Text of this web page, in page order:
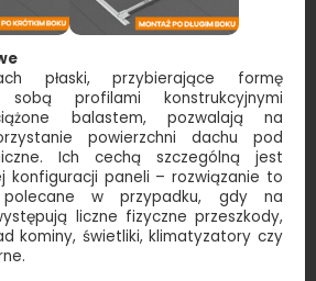
płaski, przybierające formę
sobą profilami konstrukcyjnymi
balastem, pozwalają na
powierzchni dachu pod
Ich cechą szczególną jest
konfiguracji paneli – rozwiązanie to
w przypadku, gdy na
liczne fizyczne przeszkody,
kominy, świetliki, klimatyzatory czy